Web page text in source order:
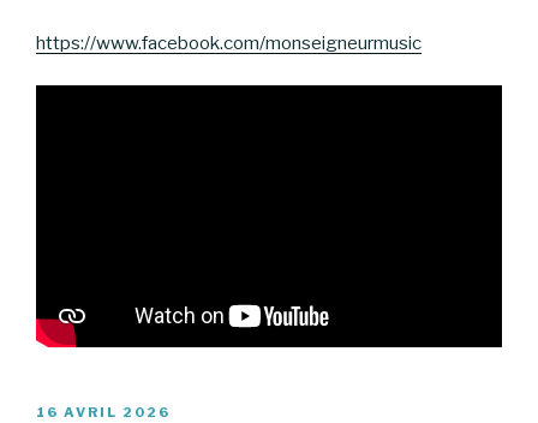
https://www.facebook.com/monseigneurmusic
PUBLIÉ
16 AVRIL 2026